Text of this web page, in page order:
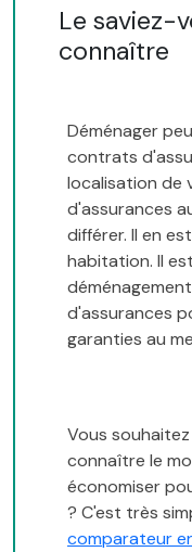
Le saviez-
connaître
Déménager
contrats
localisation de
d'assurances
différer. Il en
habitation. Il
d'assurances
garanties au
Vous
connaître le
économiser
? C'est très
comparateur